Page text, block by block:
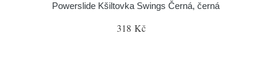
Powerslide Kšiltovka Swings Černá, černá
318 Kč